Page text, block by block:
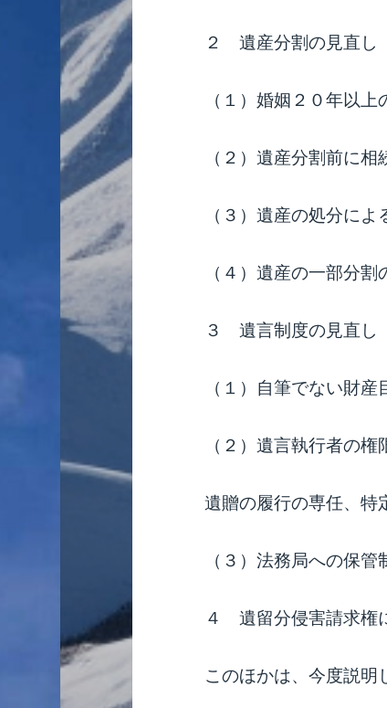
２ 遺産分割の見直し
（１）婚姻２０年以
（２）遺産分割前に
（３）遺産の処分に
（４）遺産の一部分割
３ 遺言制度の見直し
（１）自筆でない財産
（２）遺言執行者の
遺贈の履行の専任、特
（３）法務局への保管
４ 遺留分侵害請求権
このほかは、今度説明